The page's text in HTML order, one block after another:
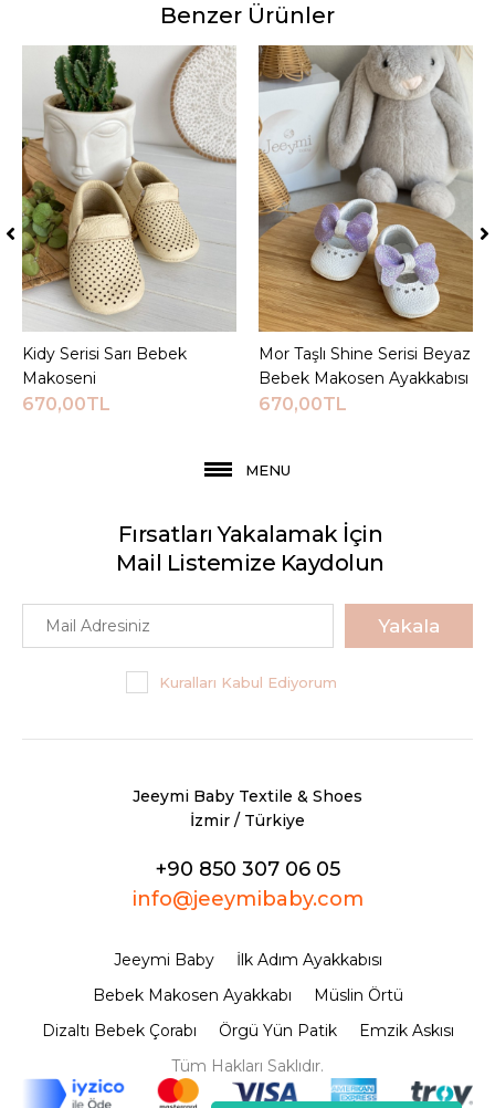
Benzer Ürünler
Sepete Ekle
Kidy Serisi Sarı Bebek
Makoseni
670,00TL
Sepete Ekle
Mor Taşlı Shine Serisi Beyaz
Bebek Makosen Ayakkabısı
670,00TL
MENU
Fırsatları Yakalamak İçin
Mail Listemize Kaydolun
Yakala
Kuralları Kabul Ediyorum
Jeeymi Baby Textile & Shoes
İzmir / Türkiye
+90 850 307 06 05
info@jeeymibaby.com
Jeeymi Baby
İlk Adım Ayakkabısı
Bebek Makosen Ayakkabı
Müslin Örtü
Dizaltı Bebek Çorabı
Örgü Yün Patik
Emzik Askısı
Tüm Hakları Saklıdır.